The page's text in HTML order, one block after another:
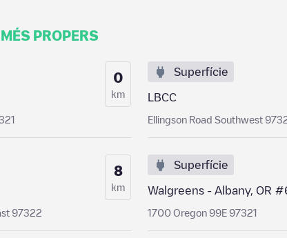
PROPERS
0
km
Superfície
LBCC
Ellingson Road Southwest
97322
8
km
Superfície
Walgreens - Albany, OR
1700 Oregon 99E 97321